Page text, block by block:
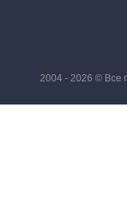
2004 - 2026 © Все